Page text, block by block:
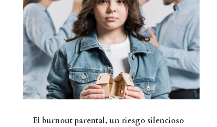
El burnout parental, un riesgo silencioso